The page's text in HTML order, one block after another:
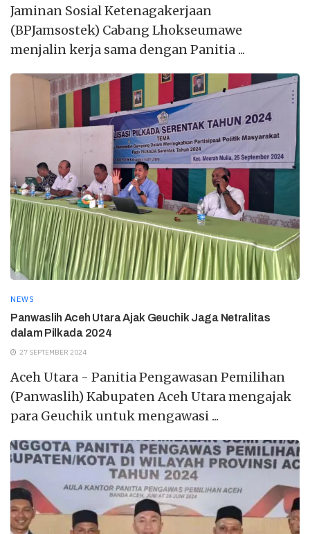
Jaminan Sosial Ketenagakerjaan
(BPJamsostek) Cabang Lhokseumawe
menjalin kerja sama dengan Panitia ...
NEWS
Panwaslih Aceh Utara Ajak Geuchik Jaga Netralitas
dalam Pilkada 2024
27 SEPTEMBER 2024
Aceh Utara - Panitia Pengawasan Pemilihan
(Panwaslih) Kabupaten Aceh Utara mengajak
para Geuchik untuk mengawasi ...